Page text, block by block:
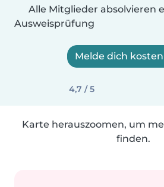
Alle Mitglieder absolvieren
Ausweisprüfung
Melde dich
4,7 / 5
Karte herauszoomen, um
finden.